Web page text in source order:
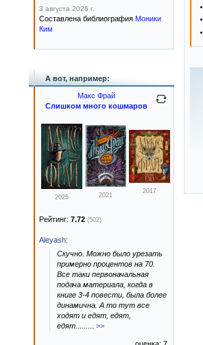
3 августа 2026 г.
Составлена библиография Моники
Ким
А вот, например:
Макс Фрай
Слишком много кошмаров
2025 2021
2017
Рейтинг: 7.72 (502)
Aleyash:
Скучно. Можно было урезать
примерно процентов на 70.
Все таки первоначальная
подача материала, когда в
книге 3-4 повести, была более
динамична. А то тут все
ходят и едят, едят,
едят......
>>